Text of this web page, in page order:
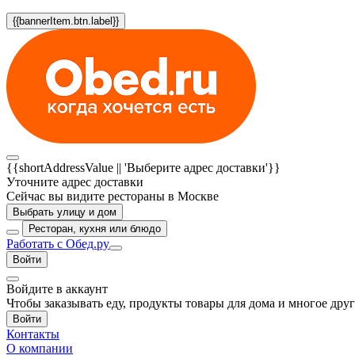
{{bannerItem.btn.label}}
{{shortAddressValue || 'Выберите адрес доставки'}}
Уточните адрес доставки
Сейчас вы видите рестораны в Москве
Выбрать улицу и дом
Ресторан, кухня или блюдо
Работать с Обед.ру
Войти
Войдите в аккаунт
Чтобы заказывать еду, продукты товары для дома и многое
Войти
Контакты
О компании